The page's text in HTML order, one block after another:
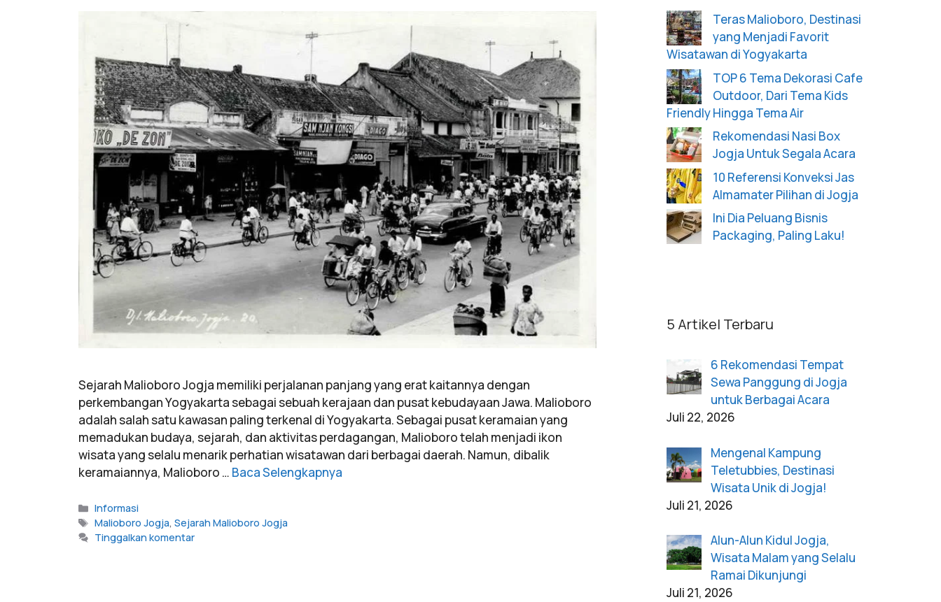
Sejarah Malioboro Jogja memiliki perjalanan panjang yang erat kaitannya dengan
perkembangan Yogyakarta sebagai sebuah kerajaan dan pusat kebudayaan Jawa. Malioboro
adalah salah satu kawasan paling terkenal di Yogyakarta. Sebagai pusat keramaian yang
memadukan budaya, sejarah, dan aktivitas perdagangan, Malioboro telah menjadi ikon
wisata yang selalu menarik perhatian wisatawan dari berbagai daerah. Namun, dibalik
keramaiannya, Malioboro … Baca Selengkapnya
Informasi
Malioboro Jogja,Sejarah Malioboro Jogja
Tinggalkan komentar
Teras Malioboro, Destinasi
yang Menjadi Favorit
Wisatawan di Yogyakarta
TOP 6 Tema Dekorasi Cafe
Outdoor, Dari Tema Kids
Friendly Hingga Tema Air
Rekomendasi Nasi Box
Jogja Untuk Segala Acara
10 Referensi Konveksi Jas
Almamater Pilihan di Jogja
Ini Dia Peluang Bisnis
Packaging, Paling Laku!
5 Artikel Terbaru
6 Rekomendasi Tempat
Sewa Panggung di Jogja
untuk Berbagai Acara
Juli 22, 2026
Mengenal Kampung
Teletubbies, Destinasi
Wisata Unik di Jogja!
Juli 21, 2026
Alun-Alun Kidul Jogja,
Wisata Malam yang Selalu
Ramai Dikunjungi
Juli 21, 2026